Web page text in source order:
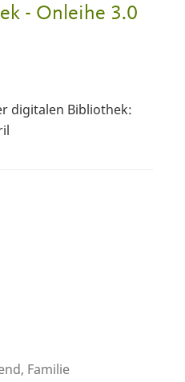
- Onleihe 3.0
digitalen Bibliothek:
Familie